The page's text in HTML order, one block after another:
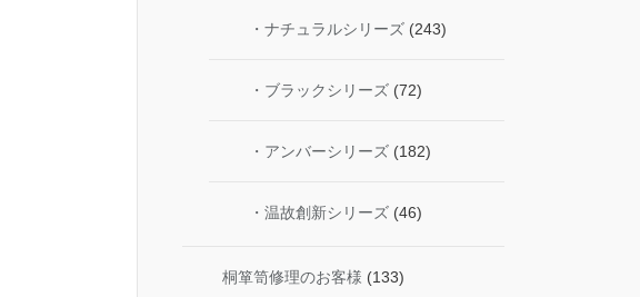
・ナチュラルシリーズ (243)
・ブラックシリーズ (72)
・アンバーシリーズ (182)
・温故創新シリーズ (46)
桐箪笥修理のお客様 (133)